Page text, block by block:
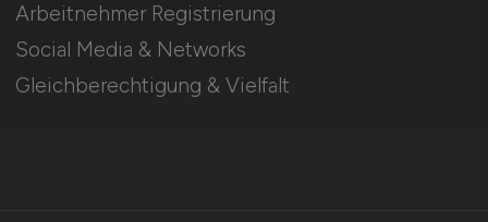
Arbeitnehmer Registrierung
Social Media & Networks
Gleichberechtigung & Vielfalt